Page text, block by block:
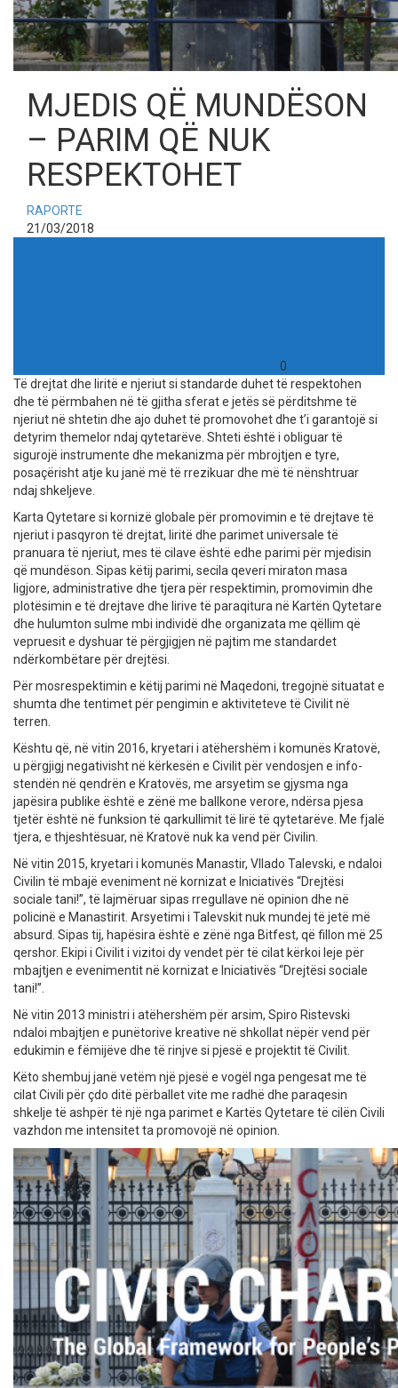
MJEDIS QË MUNDËSON
– PARIM QË NUK
RESPEKTOHET
RAPORTE
21/03/2018
0
Të drejtat dhe liritë e njeriut si standarde duhet të respektohen
dhe të përmbahen në të gjitha sferat e jetës së përditshme të
njeriut në shtetin dhe ajo duhet të promovohet dhe t’i garantojë si
detyrim themelor ndaj qytetarëve. Shteti është i obliguar të
sigurojë instrumente dhe mekanizma për mbrojtjen e tyre,
posaçërisht atje ku janë më të rrezikuar dhe më të nënshtruar
ndaj shkeljeve.
Karta Qytetare si kornizë globale për promovimin e të drejtave të
njeriut i pasqyron të drejtat, liritë dhe parimet universale të
pranuara të njeriut, mes të cilave është edhe parimi për mjedisin
që mundëson. Sipas këtij parimi, secila qeveri miraton masa
ligjore, administrative dhe tjera për respektimin, promovimin dhe
plotësimin e të drejtave dhe lirive të paraqitura në Kartën Qytetare
dhe hulumton sulme mbi individë dhe organizata me qëllim që
vepruesit e dyshuar të përgjigjen në pajtim me standardet
ndërkombëtare për drejtësi.
Për mosrespektimin e këtij parimi në Maqedoni, tregojnë situatat e
shumta dhe tentimet për pengimin e aktiviteteve të Civilit në
terren.
Kështu që, në vitin 2016, kryetari i atëhershëm i komunës Kratovë,
u përgjigj negativisht në kërkesën e Civilit për vendosjen e info-
stendën në qendrën e Kratovës, me arsyetim se gjysma nga
japësira publike është e zënë me ballkone verore, ndërsa pjesa
tjetër është në funksion të qarkullimit të lirë të qytetarëve. Me fjalë
tjera, e thjeshtësuar, në Kratovë nuk ka vend për Civilin.
Në vitin 2015, kryetari i komunës Manastir, Vllado Talevski, e ndaloi
Civilin të mbajë eveniment në kornizat e Iniciativës “Drejtësi
sociale tani!”, të lajmëruar sipas rregullave në opinion dhe në
policinë e Manastirit. Arsyetimi i Talevskit nuk mundej të jetë më
absurd. Sipas tij, hapësira është e zënë nga Bitfest, që fillon më 25
qershor. Ekipi i Civilit i vizitoi dy vendet për të cilat kërkoi leje për
mbajtjen e evenimentit në kornizat e Iniciativës “Drejtësi sociale
tani!”.
Në vitin 2013 ministri i atëhershëm për arsim, Spiro Ristevski
ndaloi mbajtjen e punëtorive kreative në shkollat nëpër vend për
edukimin e fëmijëve dhe të rinjve si pjesë e projektit të Civilit.
Këto shembuj janë vetëm një pjesë e vogël nga pengesat me të
cilat Civili për çdo ditë përballet vite me radhë dhe paraqesin
shkelje të ashpër të një nga parimet e Kartës Qytetare të cilën Civili
vazhdon me intensitet ta promovojë në opinion.